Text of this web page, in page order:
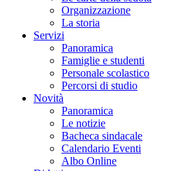
Organizzazione
La storia
Servizi
Panoramica
Famiglie e studenti
Personale scolastico
Percorsi di studio
Novità
Panoramica
Le notizie
Bacheca sindacale
Calendario Eventi
Albo Online